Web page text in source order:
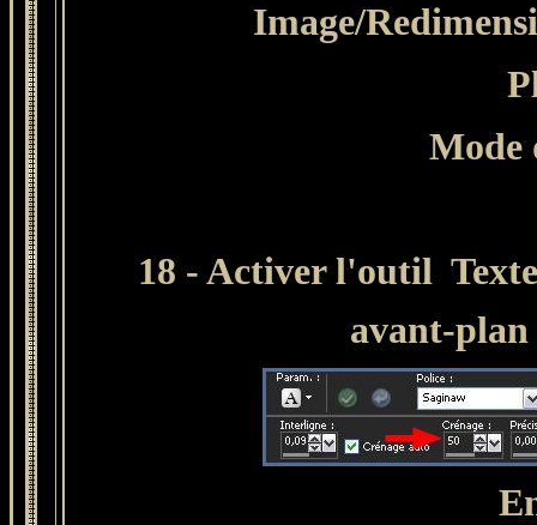
Image/
Mode
18 - Activer l'outil
avant-plan